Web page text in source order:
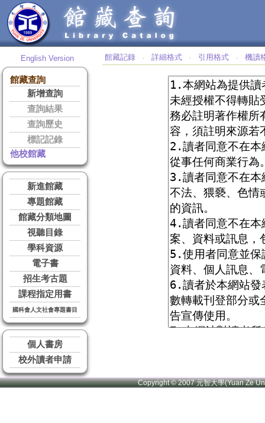
English Version
館藏查詢
新增查詢
查詢結果
查詢歷史
標記記錄
他校館藏
新進館藏
專題館藏
館藏分類地圖
視聽目錄
學科資源
電子書
招生考古題
課程指定用書
國科會人文社會專題書目
個人書房
校外讀者申請
館藏記錄 ‧ 詳細格式 ‧ 引用格式 ‧ 機讀
Copyright © 2007 元智大學(Yuan Ze